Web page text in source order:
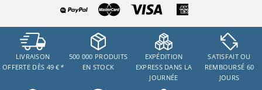
LIVRAISON
OFFERTE DÈS 49 € *
500 000 PRODUITS
EN STOCK
EXPÉDITION
EXPRESS DANS LA
JOURNÉE
SATISFAIT OU
REMBOURSÉ 60
JOURS